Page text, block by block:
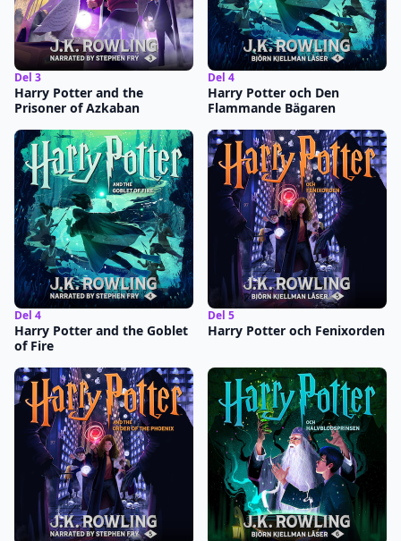
Del 3
Harry Potter and the
Prisoner of Azkaban
Del 4
Harry Potter och Den
Flammande Bägaren
Del 4
Harry Potter and the Goblet
of Fire
Del 5
Harry Potter och Fenixorden